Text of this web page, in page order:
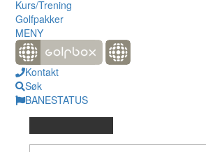
Kurs/Trening
Golfpakker
MENY
Kontakt
Søk
BANESTATUS